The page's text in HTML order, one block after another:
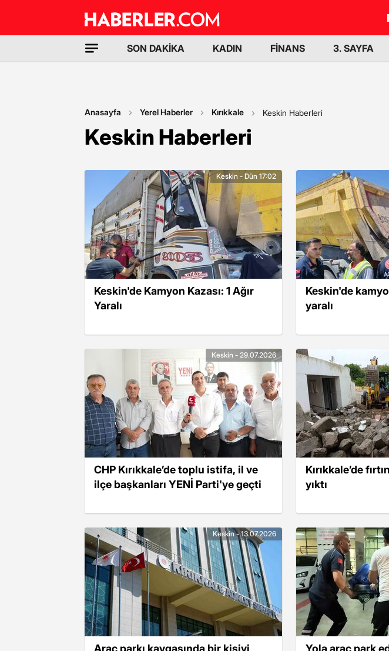
SON DAKİKA KADIN FİNANS 3. SAYFA
Anasayfa Yerel Haberler Kırıkkale Keskin Haberleri
Keskin Haberleri
Keskin'de Kamyon Kazası: 1 Ağır
Yaralı
Keskin - Dün 17:02
Keskin'de
yaralı
CHP Kırıkkale’de toplu istifa, il ve
ilçe başkanları YENİ Parti'ye geçti
Keskin - 29.07.2026
Kırıkkale’de
yıktı
Araç parkı kavgasında bir kişiyi
Keskin - 13.07.2026
Yola araç park